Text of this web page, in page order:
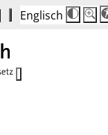
Englisch
Die
100